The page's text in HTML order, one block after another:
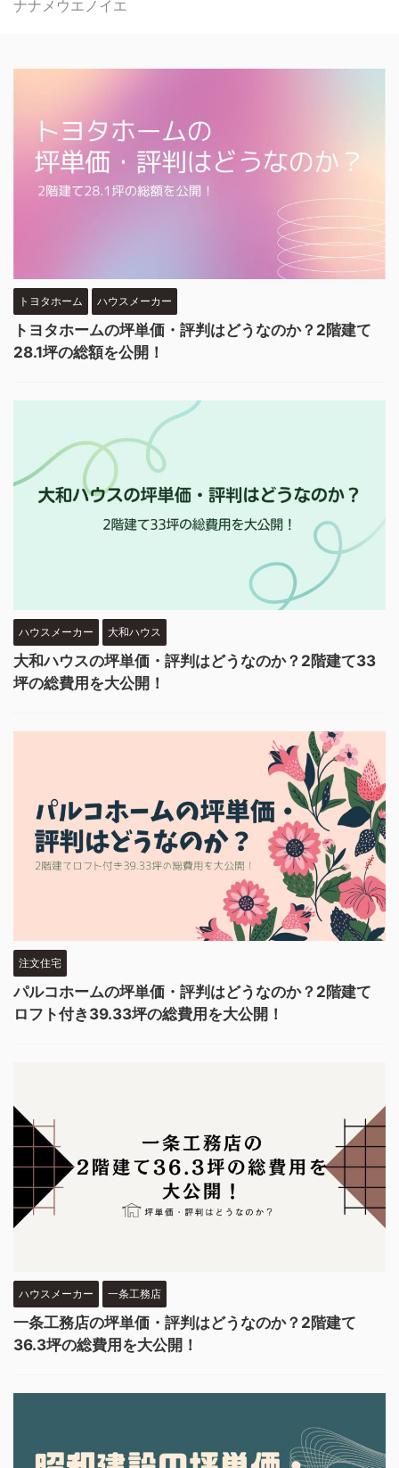
ナナメウエノイエ
トヨタホーム ハウスメーカー
トヨタホームの坪単価・評判はどうなのか？2階建て
28.1坪の総額を公開！
ハウスメーカー 大和ハウス
大和ハウスの坪単価・評判はどうなのか？2階建て33
坪の総費用を大公開！
注文住宅
パルコホームの坪単価・評判はどうなのか？2階建て
ロフト付き39.33坪の総費用を大公開！
ハウスメーカー 一条工務店
一条工務店の坪単価・評判はどうなのか？2階建て
36.3坪の総費用を大公開！